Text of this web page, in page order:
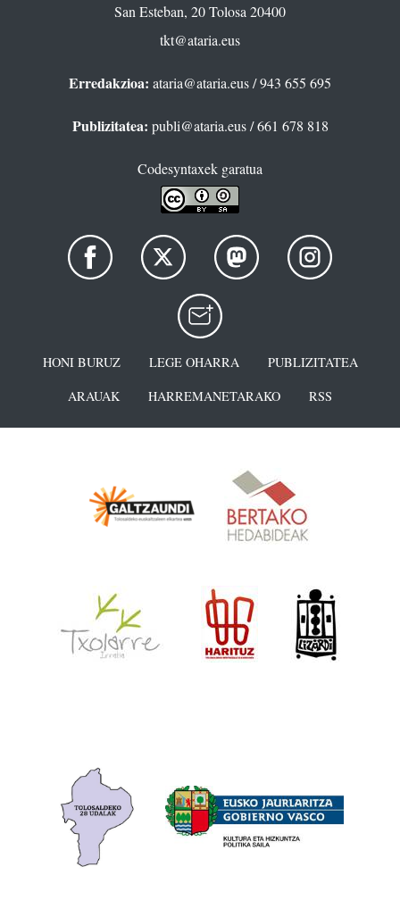
San Esteban, 20 Tolosa 20400
tkt@ataria.eus
Erredakzioa: ataria@ataria.eus/ 943 655 695
Publizitatea: publi@ataria.eus/ 661 678 818
Codesyntaxek garatua
HONI BURUZ LEGE OHARRA
PUBLIZITATEA
ARAUAK
HARREMANETARAKO RSS